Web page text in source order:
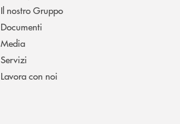
Il nostro Gruppo
Documenti
Media
Servizi
Lavora con noi